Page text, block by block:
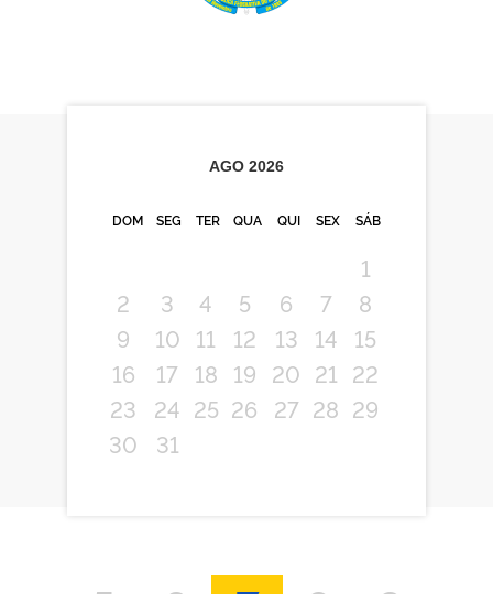
AGO 2026
DOM SEG TER QUA QUI SEX SÁB
1
2
3 4 5 6 7
8
9
10 11 12 13 14
15
16
17 18 19 20 21
22
23
24 25 26 27 28 29
30
31